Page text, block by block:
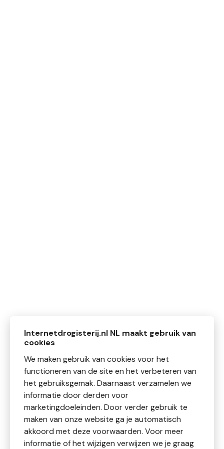
Internetdrogisterij.nl NL maakt gebruik van
cookies
We maken gebruik van cookies voor het
functioneren van de site en het verbeteren van
het gebruiksgemak. Daarnaast verzamelen we
informatie door derden voor
marketingdoeleinden. Door verder gebruik te
maken van onze website ga je automatisch
akkoord met deze voorwaarden. Voor meer
informatie of het wijzigen verwijzen we je graag